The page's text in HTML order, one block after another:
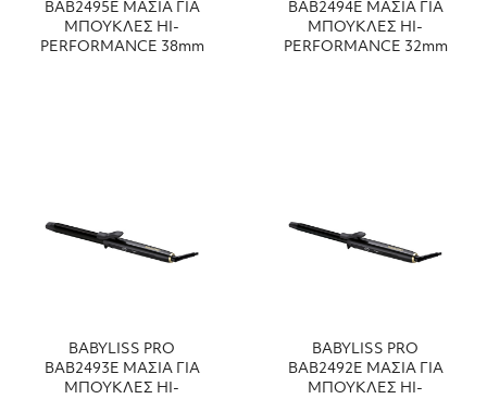
ΒΑΒ2495Ε ΜΑΣΙΑ ΓΙΑ
ΜΠΟΥΚΛΕΣ HI-
PERFORMANCE 38mm
ΒΑΒ2494Ε ΜΑΣΙΑ ΓΙΑ
ΜΠΟΥΚΛΕΣ HI-
PERFORMANCE 32mm
BABYLISS PRO
ΒΑΒ2493Ε ΜΑΣΙΑ ΓΙΑ
ΜΠΟΥΚΛΕΣ HI-
BABYLISS PRO
ΒΑΒ2492Ε ΜΑΣΙΑ ΓΙΑ
ΜΠΟΥΚΛΕΣ HI-